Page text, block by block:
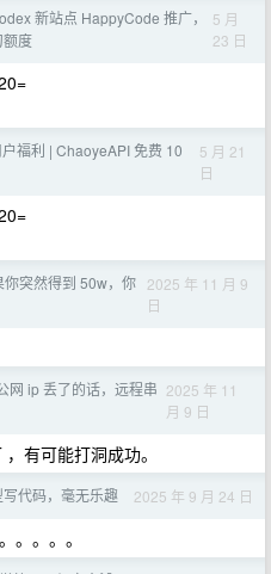
新站点 HappyCode 推广，
度
5 月
23 日
福利 | ChaoyeAPI 免费 10
5 月 21
日
你突然得到 50w，你 2025 年 11 月 9
日
网 ip 丢了的话，远程串 2025 年 11
月 9 日
有可能打洞成功。
代码，毫无乐趣 2025 年 9 月 24 日
。。。。